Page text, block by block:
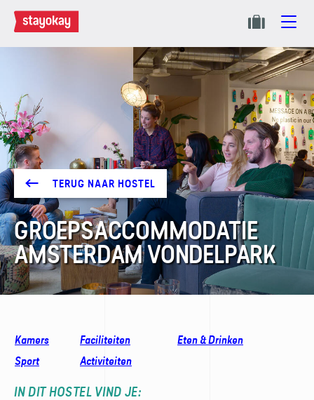
TERUG NAAR HOSTEL
GROEPS­ACCOMMODATIE
AMSTERDAM VONDELPARK
Kamers Faciliteiten
Eten & Drinken
Sport
Activiteiten
IN DIT HOSTEL VIND JE: